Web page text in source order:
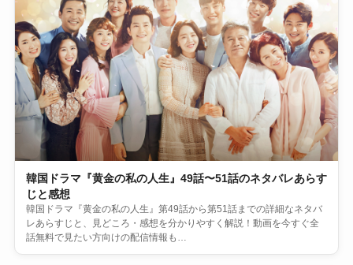
韓国ドラマ『黄金の私の人生』49話〜51話のネタバレあらす
じと感想
韓国ドラマ『黄金の私の人生』第49話から第51話までの詳細なネタバ
レあらすじと、見どころ・感想を分かりやすく解説！動画を今すぐ全
話無料で見たい方向けの配信情報も…